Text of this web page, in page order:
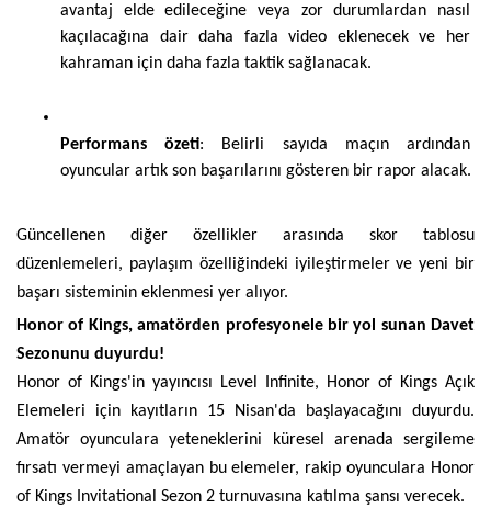
avantaj elde edileceğine veya zor durumlardan nasıl
kaçılacağına dair daha fazla video eklenecek ve her
kahraman için daha fazla taktik sağlanacak.
Performans özeti: Belirli sayıda maçın ardından
oyuncular artık son başarılarını gösteren bir rapor alacak.
Güncellenen diğer özellikler arasında skor tablosu
düzenlemeleri, paylaşım özelliğindeki iyileştirmeler ve yeni bir
başarı sisteminin eklenmesi yer alıyor.
Honor of Kings, amatörden profesyonele bir yol sunan Davet
Sezonunu duyurdu!
Honor of Kings'in yayıncısı Level Infinite, Honor of Kings Açık
Elemeleri için kayıtların 15 Nisan'da başlayacağını duyurdu.
Amatör oyunculara yeteneklerini küresel arenada sergileme
fırsatı vermeyi amaçlayan bu elemeler, rakip oyunculara Honor
of Kings Invitational Sezon 2 turnuvasına katılma şansı verecek.